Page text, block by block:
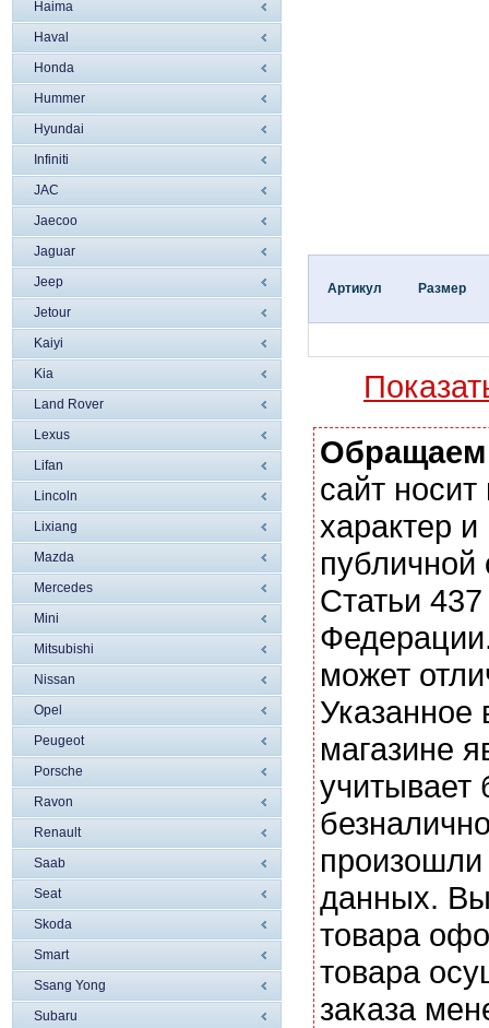
Haima
Haval
Honda
Hummer
Hyundai
Infiniti
JAC
Jaecoo
Jaguar
Jeep
Jetour
Kaiyi
Kia
Land Rover
Lexus
Lifan
Lincoln
Liхiang
Mazda
Mercedes
Mini
Mitsubishi
Nissan
Opel
Peugeot
Porsche
Ravon
Renault
Saab
Seat
Skoda
Smart
Ssang Yong
Subaru
Артикул Размер
сайт
характер
Статьи
может
магазине
учитывает
данных. Вы
товара
товара
заказа